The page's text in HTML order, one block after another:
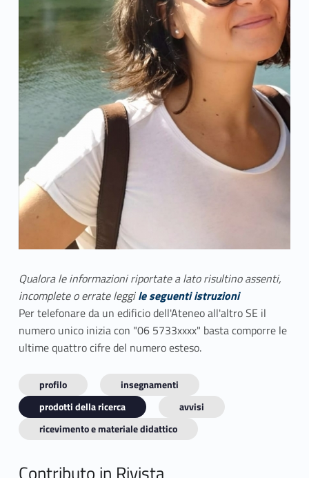
Qualora le informazioni riportate a lato risultino assenti,
incomplete o errate leggile seguenti istruzioni
Per telefonare da un edificio dell'Ateneo all'altro SE il
numero unico inizia con "06 5733xxxx" basta comporre le
ultime quattro cifre del numero esteso.
profilo
insegnamenti
prodotti della ricerca
avvisi
ricevimento e materiale didattico